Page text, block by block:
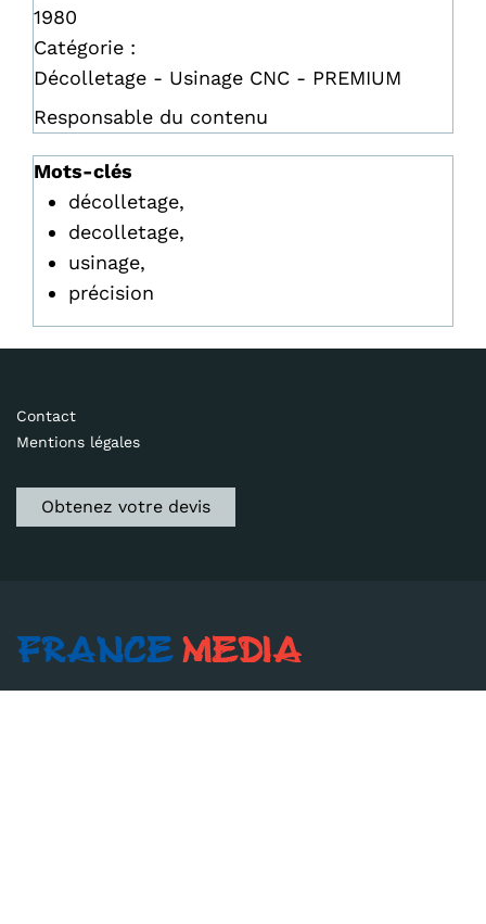
1980
Catégorie :
Décolletage - Usinage CNC - PREMIUM
Responsable du contenu
Mots-clés
décolletage,
decolletage,
usinage,
précision
Contact
Mentions légales
Obtenez votre devis